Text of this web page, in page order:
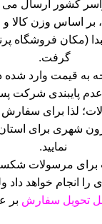
کشور ارسال می
بر اساس وزن کالا و
(مکان فروشگاه
گرفت.
به قیمت وارد
عدم پایبندی شرکت
لذا برای
شهری برای استان
نمایید.
مرسولات
را انجام خواهد
تحویل سفارش بر